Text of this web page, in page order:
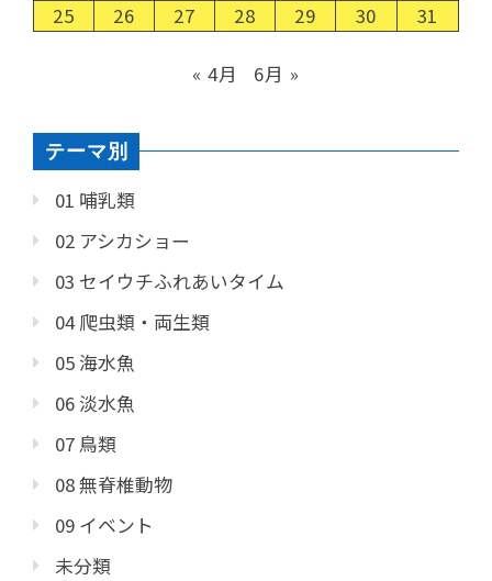
25
26 27 28 29 30 31
« 4月 6月 »
テーマ別
01 哺乳類
02 アシカショー
03 セイウチふれあいタイム
04 爬虫類・両生類
05 海水魚
06 淡水魚
07 鳥類
08 無脊椎動物
09 イベント
未分類